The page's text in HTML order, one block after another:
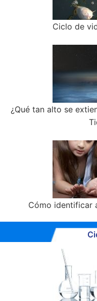
Ciclo de
¿Qué tan alto se
Cómo identificar